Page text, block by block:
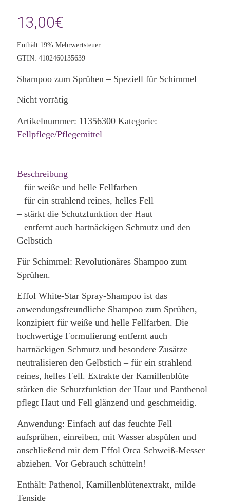
13,00€
Enthält 19% Mehrwertsteuer
GTIN: 4102460135639
Shampoo zum Sprühen – Speziell für Schimmel
Nicht vorrätig
Artikelnummer: 11356300 Kategorie:
Fellpflege/Pflegemittel
Beschreibung
– für weiße und helle Fellfarben
– für ein strahlend reines, helles Fell
– stärkt die Schutzfunktion der Haut
– entfernt auch hartnäckigen Schmutz und den
Gelbstich
Für Schimmel: Revolutionäres Shampoo zum
Sprühen.
Effol White-Star Spray-Shampoo ist das
anwendungsfreundliche Shampoo zum Sprühen,
konzipiert für weiße und helle Fellfarben. Die
hochwertige Formulierung entfernt auch
hartnäckigen Schmutz und besondere Zusätze
neutralisieren den Gelbstich – für ein strahlend
reines, helles Fell. Extrakte der Kamillenblüte
stärken die Schutzfunktion der Haut und Panthenol
pflegt Haut und Fell glänzend und geschmeidig.
Anwendung: Einfach auf das feuchte Fell
aufsprühen, einreiben, mit Wasser abspülen und
anschließend mit dem Effol Orca Schweiß-Messer
abziehen. Vor Gebrauch schütteln!
Enthält: Pathenol, Kamillenblütenextrakt, milde
Tenside